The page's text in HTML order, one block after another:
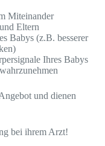
Miteinander
Eltern
Babys (z.B. besserer
Ihres Babys
und dienen
bei ihrem Arzt!